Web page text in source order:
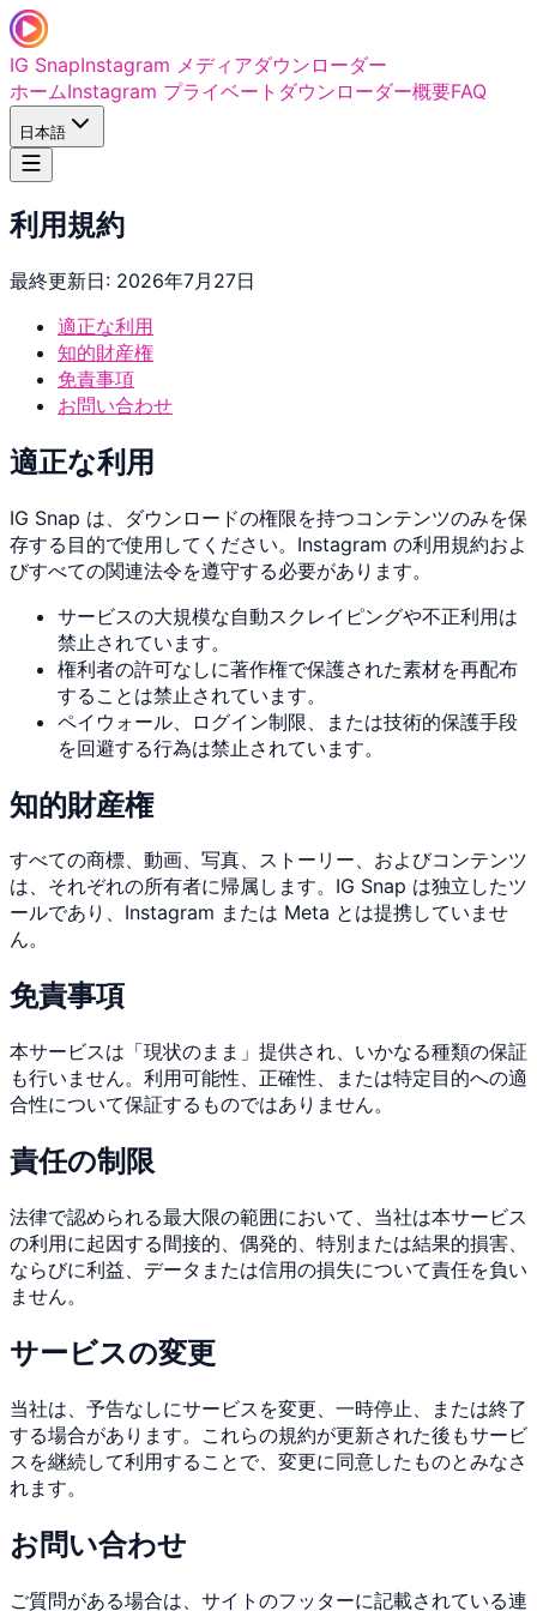
IG SnapInstagram メディアダウンローダー
ホームInstagram プライベートダウンローダー概要FAQ
日本語
利用規約
最終更新日: 2026年7月27日
適正な利用
知的財産権
免責事項
お問い合わせ
適正な利用
IG Snap は、ダウンロードの権限を持つコンテンツのみを保
存する目的で使用してください。Instagram の利用規約およ
びすべての関連法令を遵守する必要があります。
サービスの大規模な自動スクレイピングや不正利用は
禁止されています。
権利者の許可なしに著作権で保護された素材を再配布
することは禁止されています。
ペイウォール、ログイン制限、または技術的保護手段
を回避する行為は禁止されています。
知的財産権
すべての商標、動画、写真、ストーリー、およびコンテンツ
は、それぞれの所有者に帰属します。IG Snap は独立したツ
ールであり、Instagram または Meta とは提携していませ
ん。
免責事項
本サービスは「現状のまま」提供され、いかなる種類の保証
も行いません。利用可能性、正確性、または特定目的への適
合性について保証するものではありません。
責任の制限
法律で認められる最大限の範囲において、当社は本サービス
の利用に起因する間接的、偶発的、特別または結果的損害、
ならびに利益、データまたは信用の損失について責任を負い
ません。
サービスの変更
当社は、予告なしにサービスを変更、一時停止、または終了
する場合があります。これらの規約が更新された後もサービ
スを継続して利用することで、変更に同意したものとみなさ
れます。
お問い合わせ
ご質問がある場合は、サイトのフッターに記載されている連